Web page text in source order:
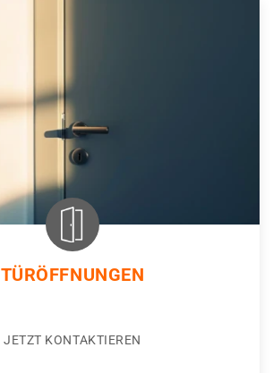
TÜRÖFFNUNGEN
JETZT KONTAKTIEREN